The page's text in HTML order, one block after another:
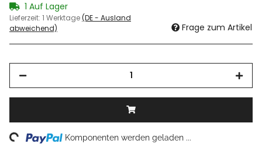
1 Auf Lager
Lieferzeit: 1 Werktage(DE - Ausland
abweichend)
Frage zum Artikel
Komponenten werden geladen ...